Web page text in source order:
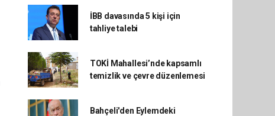
İBB davasında 5 kişi için
tahliye talebi
TOKİ Mahallesi’nde kapsamlı
temizlik ve çevre düzenlemesi
Bahçeli'den Eylemdeki